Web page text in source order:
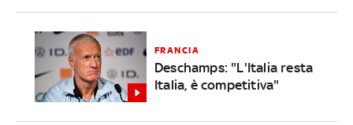
FRANCIA
Deschamps: "L'Italia resta
Italia, è competitiva"